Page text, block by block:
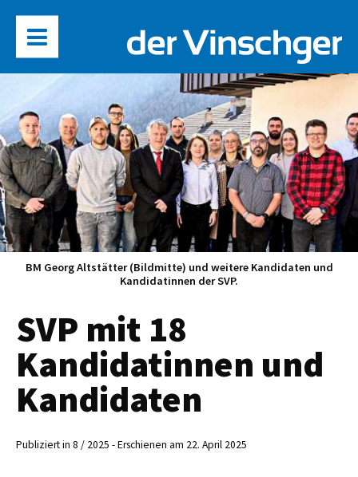
BM Georg Altstätter (Bildmitte) und weitere Kandidaten und
Kandidatinnen der SVP.
SVP mit 18
Kandidatinnen und
Kandidaten
Publiziert in 8 / 2025 - Erschienen am 22. April 2025